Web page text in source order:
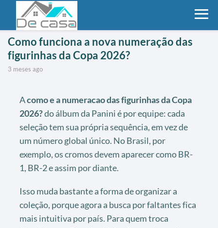
Como funciona a nova numeração das
figurinhas da Copa 2026?
3 meses ago
Acomo e a numeracao das figurinhas da Copa
2026?do álbum da Panini é por equipe: cada
seleção tem sua própria sequência, em vez de
um número global único. No Brasil, por
exemplo, os cromos devem aparecer como BR-
1, BR-2 e assim por diante.
Isso muda bastante a forma de organizar a
coleção, porque agora a busca por faltantes fica
mais intuitiva por país. Para quem troca